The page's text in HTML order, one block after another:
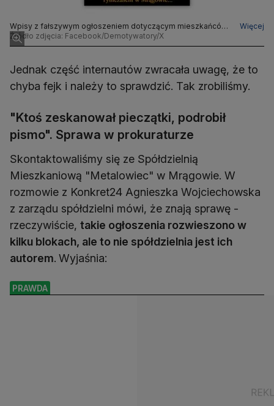
Wpisy z fałszywym ogłoszeniem dotyczącym mieszkańców
spółdzielni mieszkaniowej w Mrągowie
Więcej
Źródło zdjęcia: Facebook/Demotywatory/X
Jednak część internautów zwracała uwagę, że to
chyba fejk i należy to sprawdzić. Tak zrobiliśmy.
"Ktoś zeskanował pieczątki, podrobił
pismo". Sprawa w prokuraturze
Skontaktowaliśmy się ze Spółdzielnią
Mieszkaniową "Metalowiec" w Mrągowie. W
rozmowie z Konkret24 Agnieszka Wojciechowska
z zarządu spółdzielni mówi, że znają sprawę -
rzeczywiście, takie ogłoszenia rozwieszono w
kilku blokach, ale to nie spółdzielnia jest ich
autorem. Wyjaśnia:
PRAWDA